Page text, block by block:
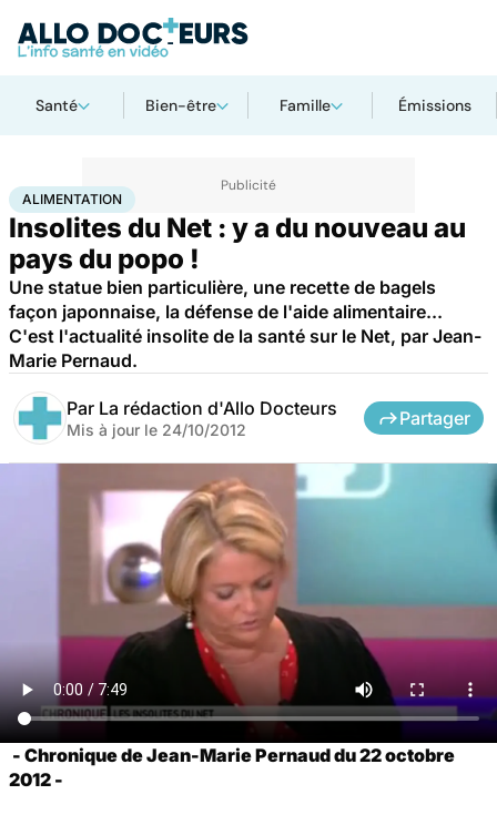
Santé Bien-être Famille Émissions
AccueilSantéMaladies Alimentation
ALIMENTATION
Insolites du Net : y a du nouveau au
pays du popo !
Une statue bien particulière, une recette de bagels
façon japonnaise, la défense de l'aide alimentaire...
C'est l'actualité insolite de la santé sur le Net, par Jean-
Marie Pernaud.
Par La rédaction d'Allo Docteurs
Mis à jour le 24/10/2012
Partager
- Chronique de Jean-Marie Pernaud du 22 octobre
2012 -